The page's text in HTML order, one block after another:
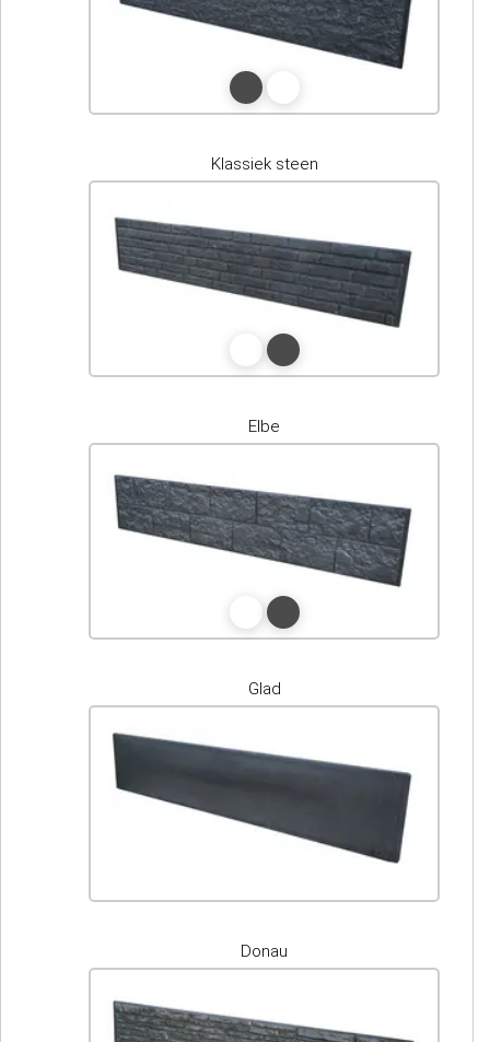
Klassiek steen
Elbe
Glad
Donau